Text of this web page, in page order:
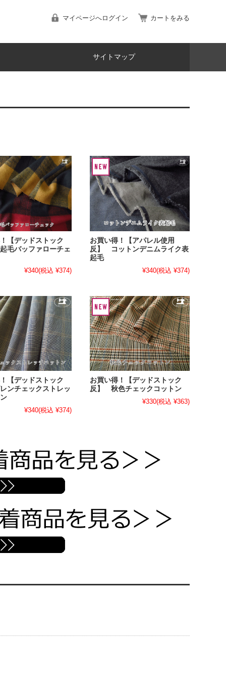
マイページへログイン カートをみる
サイトマップ
【デッドストック
毛バッファローチェ
¥340(税込 ¥374)
お買い得！【アパレル使用
反】 コットンデニムライク表
起毛
¥340(税込 ¥374)
【デッドストック
ンチェックストレッ
¥340(税込 ¥374)
お買い得！【デッドストック
反】 秋色チェックコットン
¥330(税込 ¥363)